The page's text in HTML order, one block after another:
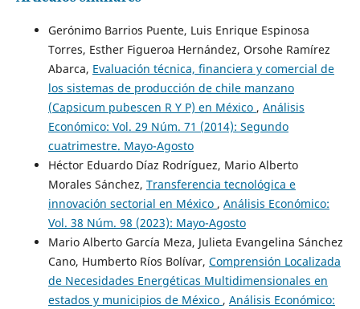
Gerónimo Barrios Puente, Luis Enrique Espinosa
Torres, Esther Figueroa Hernández, Orsohe Ramírez
Abarca, Evaluación técnica, financiera y comercial de
los sistemas de producción de chile manzano
(Capsicum pubescen R Y P) en México , Análisis
Económico: Vol. 29 Núm. 71 (2014): Segundo
cuatrimestre. Mayo-Agosto
Héctor Eduardo Díaz Rodríguez, Mario Alberto
Morales Sánchez, Transferencia tecnológica e
innovación sectorial en México , Análisis Económico:
Vol. 38 Núm. 98 (2023): Mayo-Agosto
Mario Alberto García Meza, Julieta Evangelina Sánchez
Cano, Humberto Ríos Bolívar, Comprensión Localizada
de Necesidades Energéticas Multidimensionales en
estados y municipios de México , Análisis Económico: